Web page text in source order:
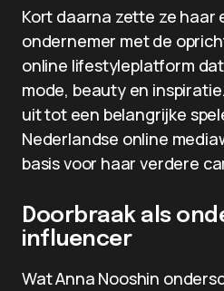
Kort daarna zette ze haar
ondernemer met de
online lifestyleplatform
mode, beauty en
uit tot een belangrijke
Nederlandse online
basis voor haar verdere
Doorbraak als
influencer
Wat Anna Nooshin